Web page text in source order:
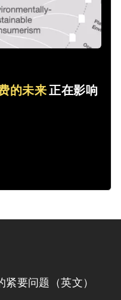
的未来 正在影响
要问题（英文）